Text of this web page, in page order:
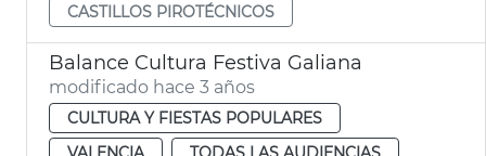
CASTILLOS PIROTÉCNICOS
Balance Cultura Festiva Galiana
modificado hace 3 años
CULTURA Y FIESTAS POPULARES